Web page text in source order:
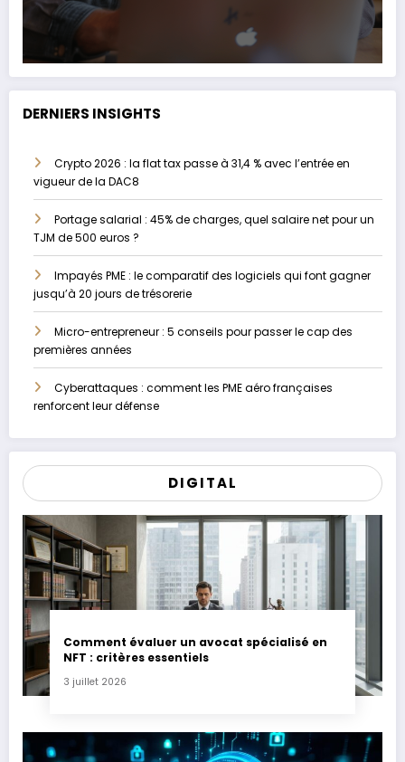
DERNIERS INSIGHTS
Crypto 2026 : la flat tax passe à 31,4 % avec l’entrée en
vigueur de la DAC8
Portage salarial : 45% de charges, quel salaire net pour un
TJM de 500 euros ?
Impayés PME : le comparatif des logiciels qui font gagner
jusqu’à 20 jours de trésorerie
Micro-entrepreneur : 5 conseils pour passer le cap des
premières années
Cyberattaques : comment les PME aéro françaises
renforcent leur défense
DIGITAL
Comment évaluer un avocat spécialisé en
NFT : critères essentiels
3 juillet 2026